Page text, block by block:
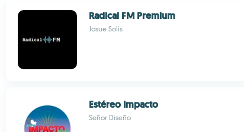
Radical FM Premium
Josue Solis
Estéreo Impacto
Señor Diseño